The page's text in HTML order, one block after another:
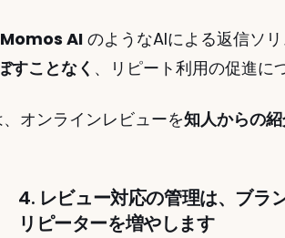
Momos AI のようなAIによる返信ソ
すことなく 、リピート利用の促進に
オンラインレビューを知人からの
4. レビュー対応の管理は、ブラ
リピーターを増やします